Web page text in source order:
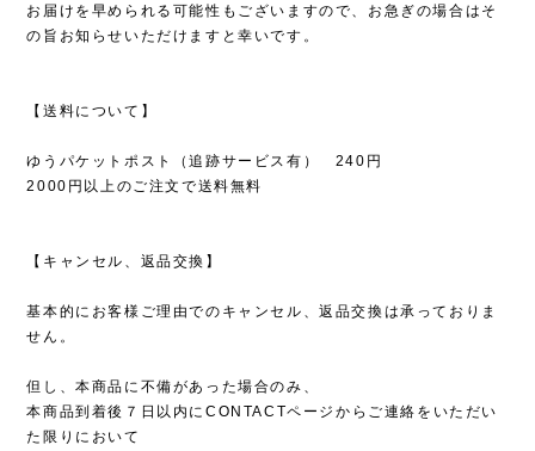
お届けを早められる可能性もございますので、お急ぎの場合はそ
の旨お知らせいただけますと幸いです。
【送料について】
ゆうパケットポスト（追跡サービス有） 240円
2000円以上のご注文で送料無料
【キャンセル、返品交換】
基本的にお客様ご理由でのキャンセル、返品交換は承っておりま
せん。
但し、本商品に不備があった場合のみ、
本商品到着後７日以内にCONTACTページからご連絡をいただい
た限りにおいて